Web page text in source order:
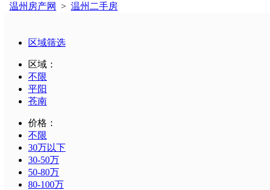
温州房产网
> 温州二手房
区域筛选
区域：
不限
平阳
苍南
价格：
不限
30万以下
30-50万
50-80万
80-100万